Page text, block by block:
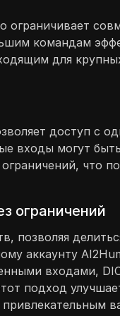
ограничивает
командам
для
доступ с
входы могут
что
ограничений
позволяя
аккаунту
входами,
подход